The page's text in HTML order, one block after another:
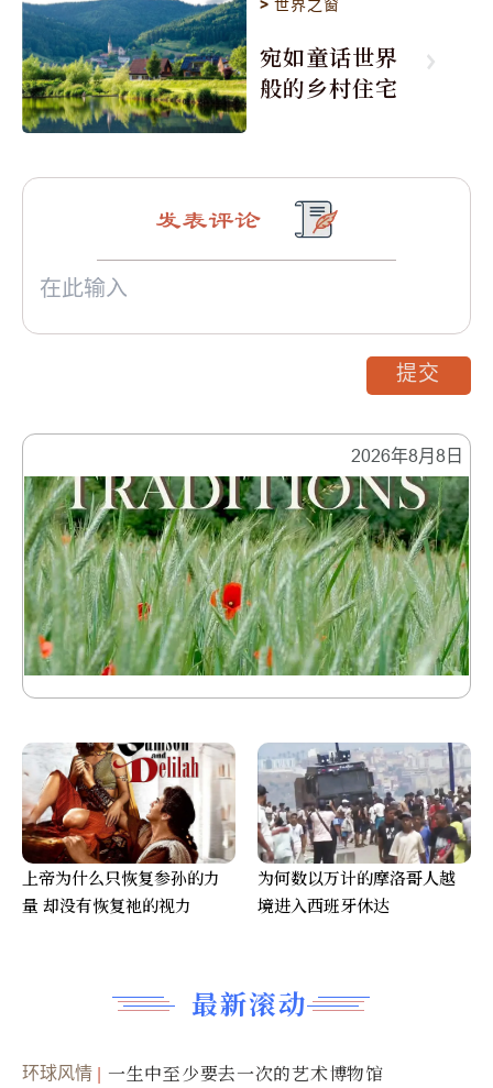
宛如童话世界
般的乡村住宅
2026年8月8日
最新滚动
环球风情 一生中至少要去一次的艺术博物馆
发表评论
提交
上帝为什么只恢复参孙的力
量 却没有恢复祂的视力
为何数以万计的摩洛哥人越
境进入西班牙休达